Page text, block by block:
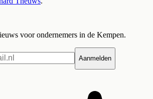
voor ondernemers in de Kempen.
Aanmelden